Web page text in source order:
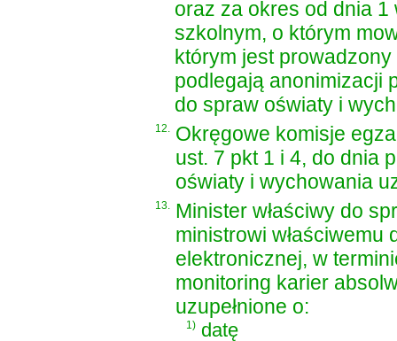
oraz za okres od dnia
szkolnym, o którym
którym jest
podlegają anonimizacji
do spraw oświaty i
12. Okręgowe komisje
ust. 7 pkt 1 i 4, do dnia
oświaty i wychowania
13. Minister właściwy do
ministrowi
elektronicznej, w
monitoring karier
uzupełnione o:
1) datę